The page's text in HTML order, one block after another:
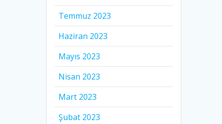
Temmuz 2023
Haziran 2023
Mayıs 2023
Nisan 2023
Mart 2023
Şubat 2023